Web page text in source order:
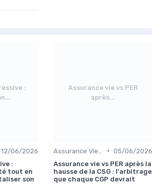
:
12/06/2026
:
tout en
son
Assurance vie vs PER
après...
• 05/06/2026
Assurance vie vs PER après la
hausse de la CSG : l'arbitrage
que chaque CGP devrait